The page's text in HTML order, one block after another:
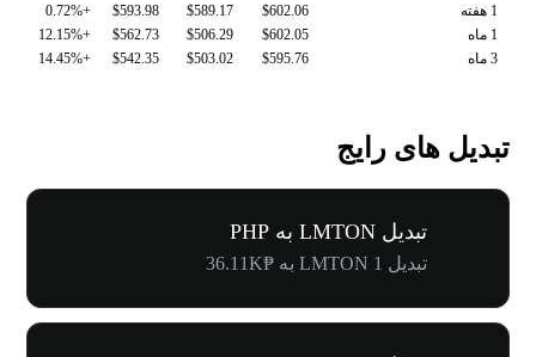
1 هفته
$602.06
$589.17
$593.98
+0.72%
1 ماه
$602.05
$506.29
$562.73
+12.15%
3 ماه
$595.76
$503.02
$542.35
+14.45%
تبدیل های رایج
تبدیل LMTON به PHP
تبدیل 1 LMTON به ₱36.11K